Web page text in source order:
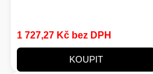
1 727,27 Kč bez DPH
KOUPIT